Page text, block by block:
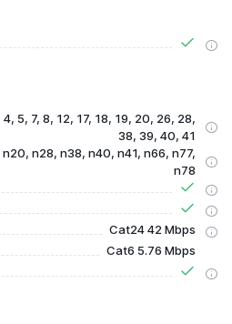
4, 5, 7, 8, 12, 17, 18, 19, 20, 26, 28,
38, 39, 40, 41
n20, n28, n38, n40, n41, n66, n77,
n78
Cat24 42 Mbps
Cat6 5.76 Mbps